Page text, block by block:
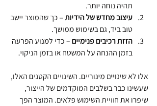
תהיה נוחה יותר.
עיצוב מחדש של הידיות – כך שהמוצר יישב
טוב ביד, גם בשימוש ממושך.
הזזת רכיבים פנימיים – כדי למנוע הפרעה
בזמן ההנחה על המשטח או בזמן הניקוי.
אלו לא שינויים מינוריים. השינויים הקטנים האלו,
שעשינו כבר בשלבים המוקדמים של הייצור,
שיפרו את חוויית השימוש פלאים. המוצר הפך